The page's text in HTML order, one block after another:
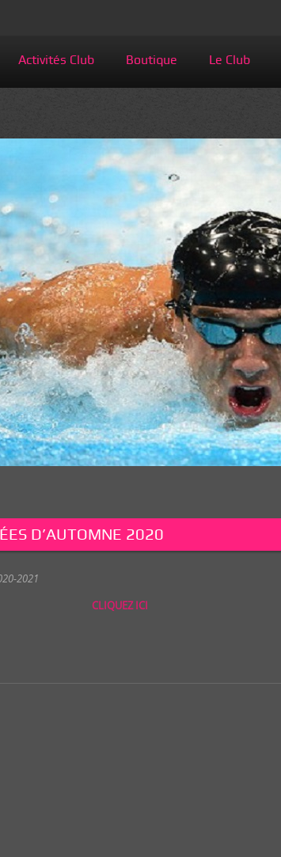
Activités Club Boutique Le Club
D’AUTOMNE 2020
2021
CLIQUEZ ICI